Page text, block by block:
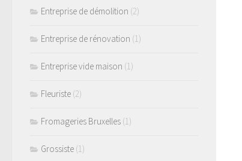
Entreprise de démolition (2)
Entreprise de rénovation (1)
Entreprise vide maison (1)
Fleuriste (2)
Fromageries Bruxelles (1)
Grossiste (1)